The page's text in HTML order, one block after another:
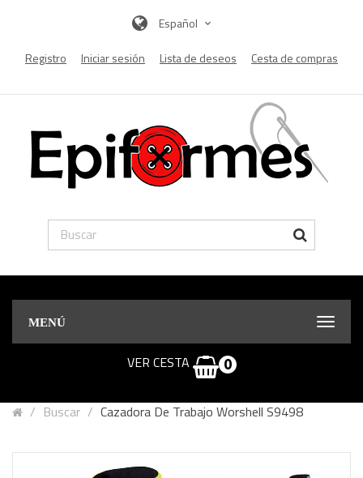
Español
Registro Iniciar sesión Lista de deseos Cesta de compras
MENÚ
VER CESTA 0
Buscar Cazadora De Trabajo Worshell S9498